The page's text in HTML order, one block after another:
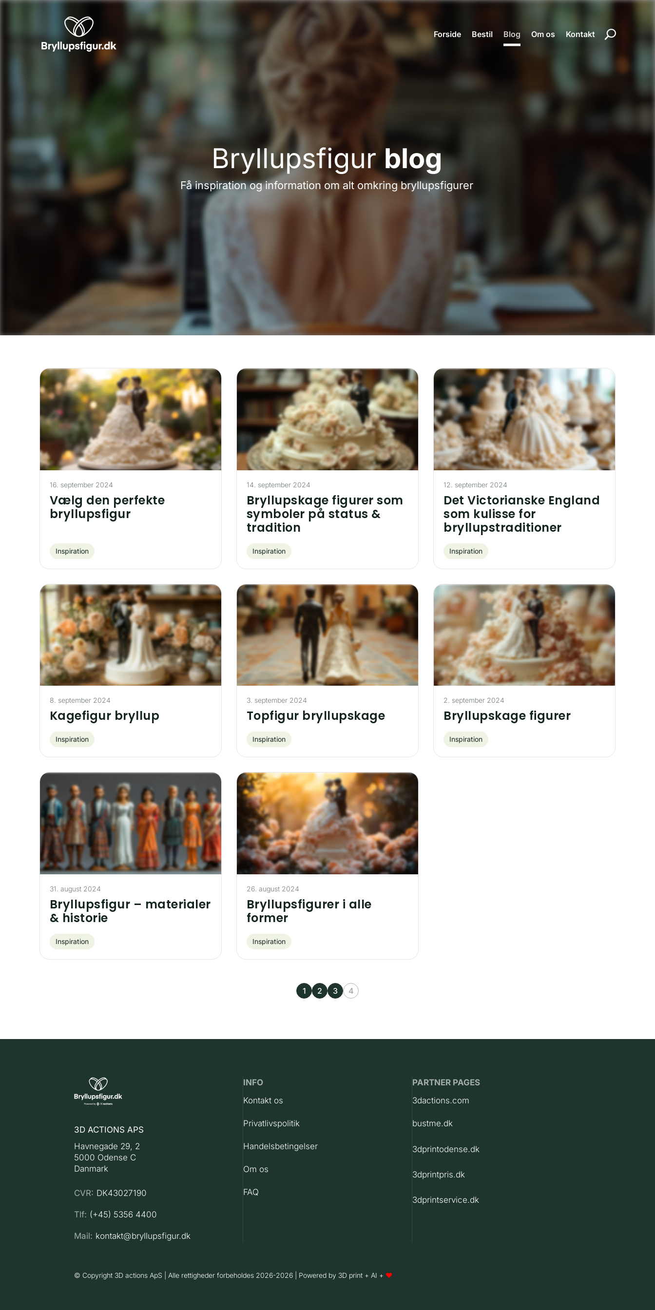
Forside Bestil Blog Om os Kontakt
Bryllupsfigurblog
Få inspiration og information om alt omkring bryllupsfigurer
Vælg den perfekte
bryllupsfigur
Inspiration
16. september 2024
Bryllupskage figurer som
symboler på status &
tradition
Inspiration
14. september 2024
Det Victorianske England
som kulisse for
bryllupstraditioner
Inspiration
12. september 2024
Kagefigur bryllup
Inspiration
8. september 2024
Topfigur bryllupskage
Inspiration
3. september 2024
Bryllupskage figurer
Inspiration
2. september 2024
Bryllupsfigur – materialer
& historie
Inspiration
31. august 2024
Bryllupsfigurer i alle
former
Inspiration
26. august 2024
1 2 3 4
3D ACTIONS APS
Havnegade 29, 2
5000 Odense C
Danmark
CVR: DK43027190
Tlf: (+45) 5356 4400
Mail: kontakt@bryllupsfigur.dk
INFO
Kontakt os
Privatlivspolitik
Handelsbetingelser
Om os
FAQ
PARTNER PAGES
3dactions.com
bustme.dk
3dprintodense.dk
3dprintpris.dk
3dprintservice.dk
© Copyright 3D actions ApS | Alle rettigheder forbeholdes 2026-2026 | Powered by 3D print + AI + ❤️